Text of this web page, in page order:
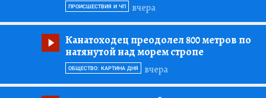
вчера
ПРОИСШЕСТВИЯ И ЧП
Канатоходец преодолел 800 метров по
натянутой над морем стропе
вчера
ОБЩЕСТВО: КАРТИНА ДНЯ